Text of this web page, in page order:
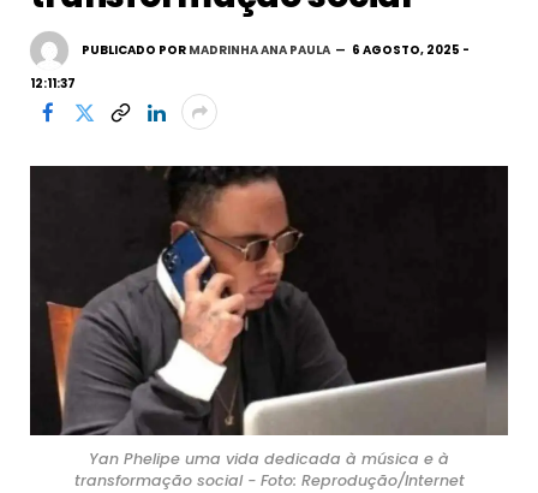
PUBLICADO POR MADRINHA ANA PAULA
6 AGOSTO, 2025 -
12:11:37
Yan Phelipe uma vida dedicada à música e à
transformação social - Foto: Reprodução/Internet